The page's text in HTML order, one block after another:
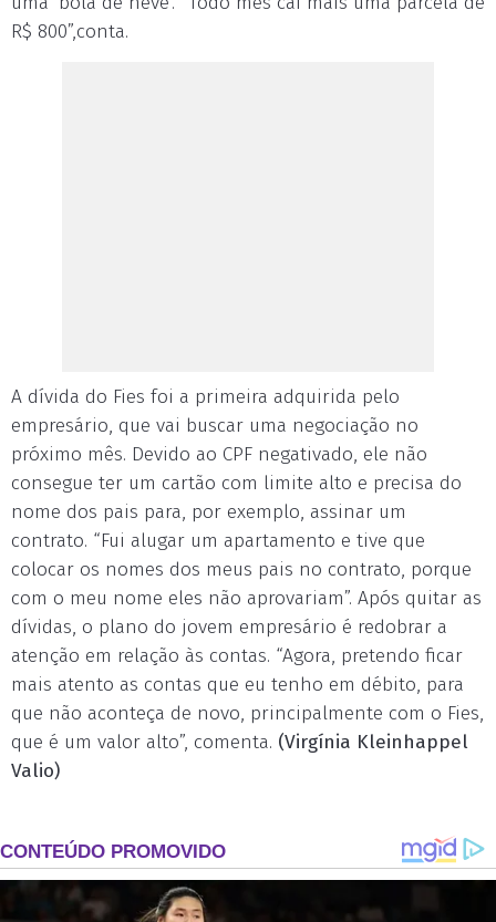
R$ 800”,conta.
A dívida do Fies foi a primeira adquirida pelo
empresário, que vai buscar uma negociação no
próximo mês. Devido ao CPF negativado, ele não
consegue ter um cartão com limite alto e precisa do
nome dos pais para, por exemplo, assinar um
contrato. “Fui alugar um apartamento e tive que
colocar os nomes dos meus pais no contrato, porque
com o meu nome eles não aprovariam”. Após quitar as
dívidas, o plano do jovem empresário é redobrar a
atenção em relação às contas. “Agora, pretendo ficar
mais atento as contas que eu tenho em débito, para
que não aconteça de novo, principalmente com o Fies,
que é um valor alto”, comenta. (Virgínia Kleinhappel
Valio)